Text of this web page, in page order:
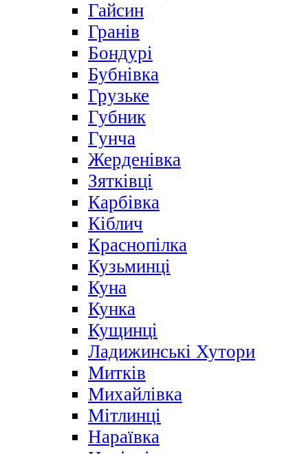
Гайсин
Гранів
Бондурі
Бубнівка
Грузьке
Губник
Гунча
Жерденівка
Зятківці
Карбівка
Кіблич
Краснопілка
Кузьминці
Куна
Кунка
Кущинці
Ладижинські Хутори
Митків
Михайлівка
Мітлинці
Нараївка